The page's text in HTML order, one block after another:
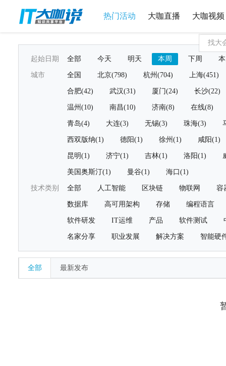
热门活动 大咖直播 大咖视频
起始日期 全部 今天 明天 本周 下周
城市 全国 北京(798) 杭州(704) 上海(451)
合肥(42) 武汉(31) 厦门(24) 长沙(22)
温州(10) 南昌(10) 济南(8) 在线(8)
青岛(4) 大连(3) 无锡(3) 珠海(3)
西双版纳(1) 德阳(1) 徐州(1) 咸阳(1)
昆明(1) 济宁(1) 吉林(1) 洛阳(1)
美国奥斯汀(1) 曼谷(1) 海口(1)
技术类别 全部 人工智能 区块链 物联网 容
数据库 高可用架构 存储 编程语言
软件研发 IT运维 产品 软件测试
名家分享 职业发展 解决方案 智能硬
全部 最新发布